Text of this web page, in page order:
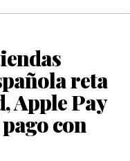
reta
Apple Pay
con